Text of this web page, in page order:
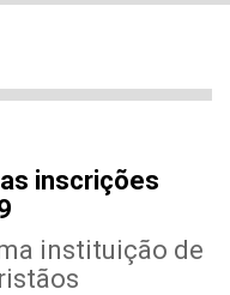
inscrições
instituição de